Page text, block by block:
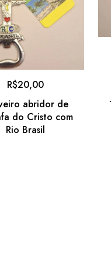
abridor de
do Cristo com
Rio Brasil
R$20,00